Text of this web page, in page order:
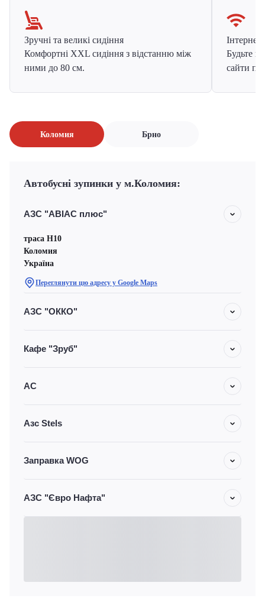
Зручні та великі сидіння
Комфортні XXL сидіння з відстанню між
ними до 80 см.
Інтернет
Будьте
сайти
Коломия Брно
Автобусні зупинки у м.Коломия:
АЗС "ABIAC плюс"
траса H10
Коломия
Україна
Переглянути цю адресу у Google Maps
АЗС "ОККО"
Кафе "Зруб"
АС
Азс Stels
Заправка WOG
АЗС "Євро Нафта"